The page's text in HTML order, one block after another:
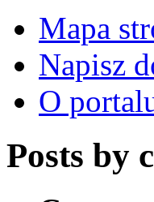
Mapa
Napisz
O
Posts by